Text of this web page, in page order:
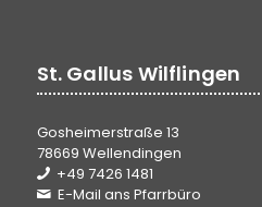
St. Gallus Wilflingen
Gosheimerstraße 13
78669 Wellendingen
+49 7426 1481
E-Mail ans Pfarrbüro